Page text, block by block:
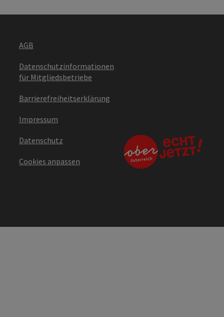
AGB
Datenschutzinformationen
für Mitgliedsbetriebe
Barrierefreiheitserklärung
Impressum
Datenschutz
Cookies anpassen